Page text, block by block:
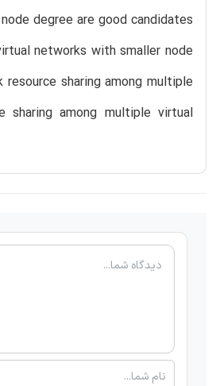
degree are good candidates
networks with smaller node
sharing among multiple
sharing among multiple virtual